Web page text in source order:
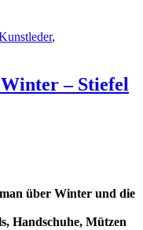
,
– Stiefel
über Winter und die
Handschuhe, Mützen